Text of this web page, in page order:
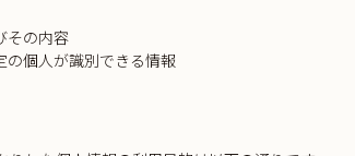
その内容
の個人が識別できる情報